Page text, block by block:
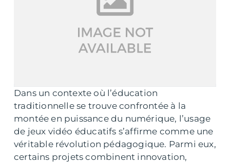
Dans un contexte où l’éducation
traditionnelle se trouve confrontée à la
montée en puissance du numérique, l’usage
de jeux vidéo éducatifs s’affirme comme une
véritable révolution pédagogique. Parmi eux,
certains projets combinent innovation,